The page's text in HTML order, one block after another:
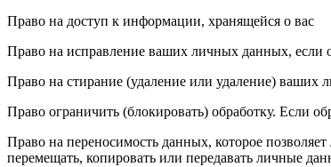
Право на доступ к информации, хранящейся о вас
Право на исправление ваших личных данных,
Право на стирание (удаление или удаление) ваших
Право ограничить (блокировать) обработку. Если
Право на переносимость данных, которое
перемещать, копировать или передавать личные